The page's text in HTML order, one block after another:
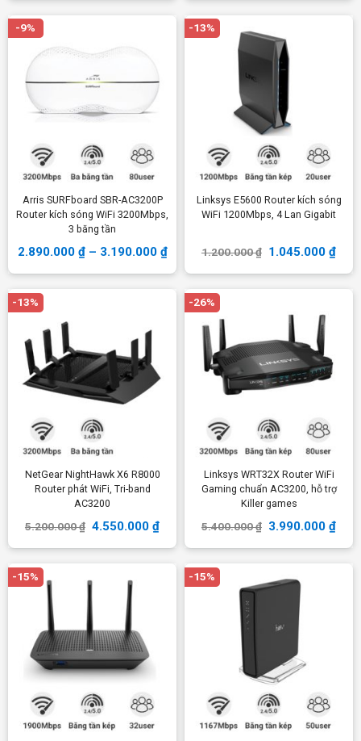
-9%
Arris SURFboard SBR-AC3200P
Router kích sóng WiFi 3200Mbps,
3 băng tần
2.890.000 ₫– 3.190.000 ₫
-13%
Linksys E5600 Router kích sóng
WiFi 1200Mbps, 4 Lan Gigabit
1.200.000₫ 1.045.000₫
-13%
NetGear NightHawk X6 R8000
Router phát WiFi, Tri-band
AC3200
5.200.000₫ 4.550.000₫
-26%
Linksys WRT32X Router WiFi
Gaming chuẩn AC3200, hỗ trợ
Killer games
5.400.000₫ 3.990.000₫
-15% -15%